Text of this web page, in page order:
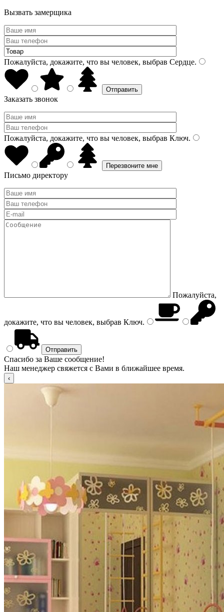
Вызвать замерщика
Пожалуйста, докажите, что вы человек, выбрав Сердце.
Заказать звонок
Пожалуйста, докажите, что вы человек, выбрав Ключ.
Письмо директору
Пожалуйста,
докажите, что вы человек, выбрав Ключ.
Спасибо за Ваше сообщение!
Наш менеджер свяжется с Вами в ближайшее время.